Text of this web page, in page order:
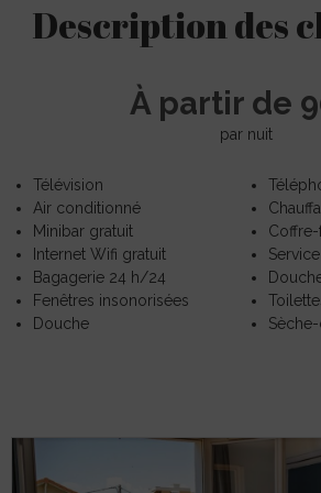
Description des
À partir de
par nuit
Télévision
Air conditionné
Minibar gratuit
Internet Wifi gratuit
Bagagerie 24 h/24
Fenêtres insonorisées
Douche